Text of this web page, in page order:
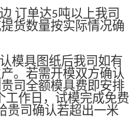
订单达5吨以上我司
货数量按实际情况确
模具图纸后我司如有
。若需开模双方确认
司全额模具费即安排
工作日，试模完成免费
贵司确认若超出一米